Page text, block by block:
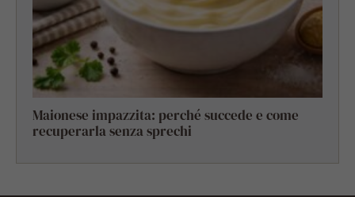
Maionese impazzita: perché succede e come
recuperarla senza sprechi